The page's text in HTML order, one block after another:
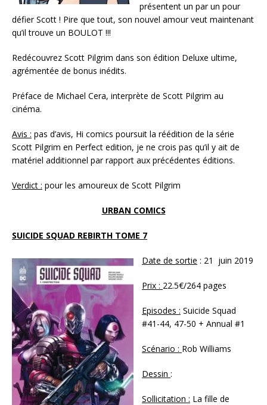
présentent un par un pour
défier Scott ! Pire que tout, son nouvel amour veut maintenant
qu’il trouve un BOULOT !!!
Redécouvrez Scott Pilgrim dans son édition Deluxe ultime,
agrémentée de bonus inédits.
Préface de Michael Cera, interprète de Scott Pilgrim au
cinéma.
Avis : pas d’avis, Hi comics poursuit la réédition de la série
Scott Pilgrim en Perfect edition, je ne crois pas qu’il y ait de
matériel additionnel par rapport aux précédentes éditions.
Verdict : pour les amoureux de Scott Pilgrim
URBAN COMICS
SUICIDE SQUAD REBIRTH TOME 7
Date de sortie : 21 juin 2019
Prix : 22.5€/264 pages
Episodes : Suicide Squad
#41-44, 47-50 + Annual #1
Scénario : Rob Williams
Dessin :
Sollicitation : La fille de